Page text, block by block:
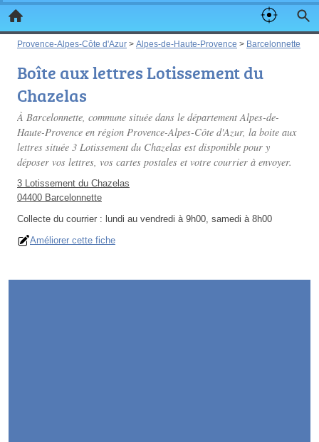
Provence-Alpes-Côte d'Azur > Alpes-de-Haute-Provence > Barcelonnette
Boîte aux lettres Lotissement du
Chazelas
À Barcelonnette, commune située dans le département Alpes-de-
Haute-Provence en région Provence-Alpes-Côte d'Azur, la boite aux
lettres située 3 Lotissement du Chazelas est disponible pour y
déposer vos lettres, vos cartes postales et votre courrier à envoyer.
3 Lotissement du Chazelas
04400 Barcelonnette
Collecte du courrier : lundi au vendredi à 9h00, samedi à 8h00
Améliorer cette fiche